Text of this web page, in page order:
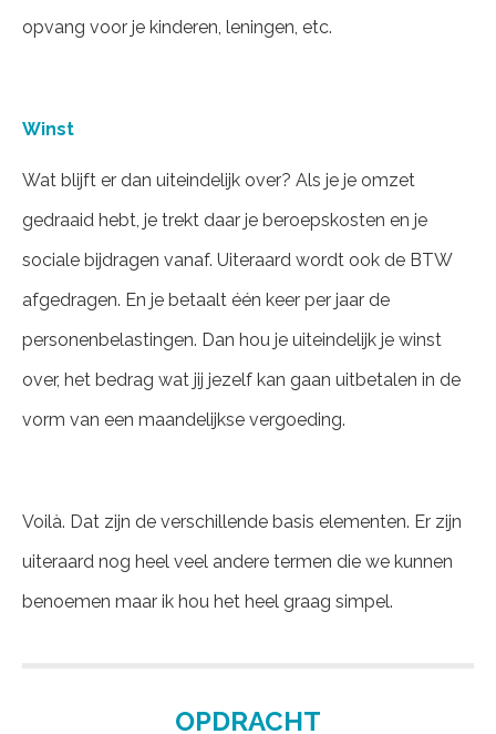
opvang voor je kinderen, leningen, etc.
Winst
Wat blijft er dan uiteindelijk over? Als je je omzet
gedraaid hebt, je trekt daar je beroepskosten en je
sociale bijdragen vanaf. Uiteraard wordt ook de BTW
afgedragen. En je betaalt één keer per jaar de
personenbelastingen. Dan hou je uiteindelijk je winst
over, het bedrag wat jij jezelf kan gaan uitbetalen in de
vorm van een maandelijkse vergoeding.
Voilà. Dat zijn de verschillende basis elementen. Er zijn
uiteraard nog heel veel andere termen die we kunnen
benoemen maar ik hou het heel graag simpel.
OPDRACHT